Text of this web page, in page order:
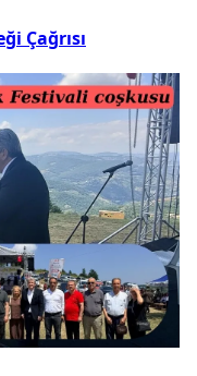
Çağrısı